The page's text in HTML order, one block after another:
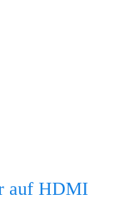
auf HDMI